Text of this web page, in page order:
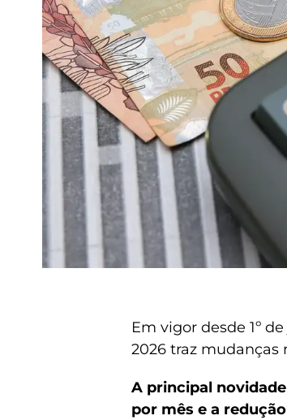
Em vigor desde 1º
2026 traz mudanças
A principal
por mês e a